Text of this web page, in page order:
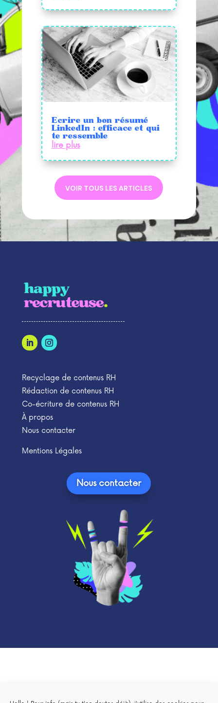
Ecrire un bon résumé
LinkedIn : efficace et qui
te ressemble
lire plus
VOIR TOUS LES ARTICLES
Recyclage de contenus RH
Rédaction de contenus RH
Co-écriture de contenus RH
À propos
Nous contacter
Mentions Légales
Nous contacter